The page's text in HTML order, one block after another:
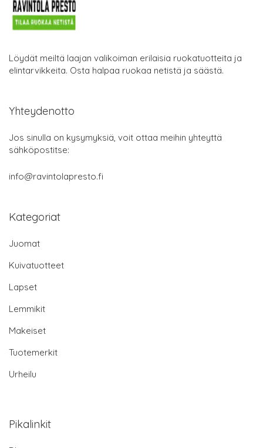
Löydät meiltä laajan valikoiman erilaisia ruokatuotteita ja
elintarvikkeita. Osta halpaa ruokaa netistä ja säästä.
Yhteydenotto
Jos sinulla on kysymyksiä, voit ottaa meihin yhteyttä
sähköpostitse:
info@ravintolapresto.fi
Kategoriat
Juomat
Kuivatuotteet
Lapset
Lemmikit
Makeiset
Tuotemerkit
Urheilu
Pikalinkit